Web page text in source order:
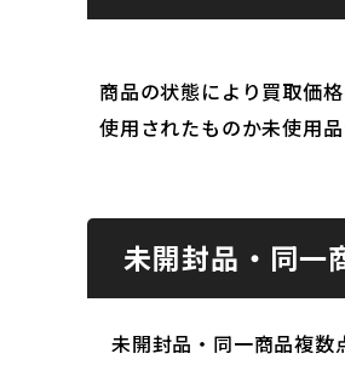
商品の状態により買取価格
使用されたものか未使用
未開封品・同一
未開封品・同一商品複数